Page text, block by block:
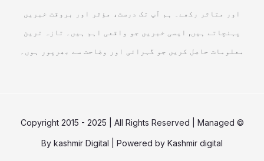
اور متاثر رکھے۔ ہم آپ تک درست، مؤثر اور بروقت خبریں
پہنچاتے ہیں, ایسی خبریں جو واقعی اہم ہیں۔ تازہ ترین
معلومات حاصل کریں جو گہرائی اور وضاحت سے بھرپور ہوں۔
© Copyright 2015 - 2025 | All Rights Reserved | Managed
By kashmir Digital | Powered by Kashmir digital